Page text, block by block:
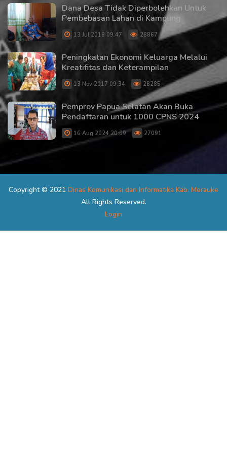
Dana Desa Tidak Diperbolehkan Untuk
Pembebasan Lahan di Kampung
13 Jul 2018 09:47 28867
Peningkatan Ekonomi Keluarga Melalui
Kreatifitas dan Keterampilan
13 Nov 2017 09:34 28285
Pemprov Papua Selatan Akan Buka
Pendaftaran untuk 1000 CPNS 2024
16 Aug 2024 20:09 27091
Copyright © 2021 Dinas Komunikasi dan Informatika Kab. Merauke
All Rights Reserved.
Login